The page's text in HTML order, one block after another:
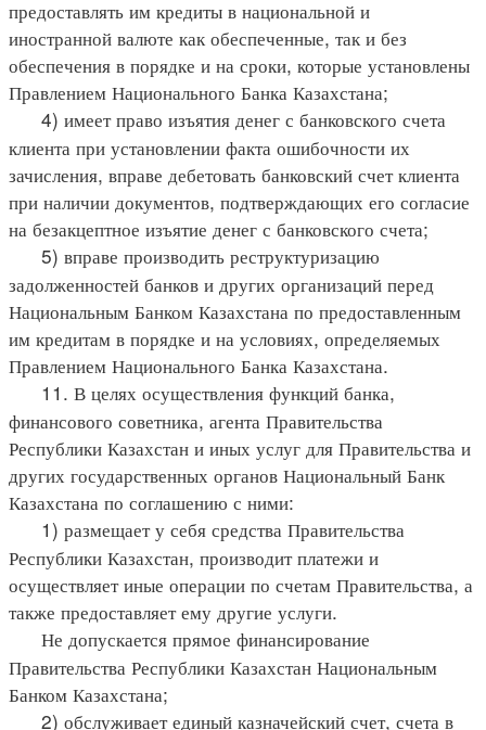
предоставлять им кредиты в национальной и
иностранной валюте как обеспеченные, так и без
обеспечения в порядке и на сроки, которые установлены
Правлением Национального Банка Казахстана;
4) имеет право изъятия денег с банковского счета
клиента при установлении факта ошибочности их
зачисления, вправе дебетовать банковский счет клиента
при наличии документов, подтверждающих его согласие
на безакцептное изъятие денег с банковского счета;
5) вправе производить реструктуризацию
задолженностей банков и других организаций перед
Национальным Банком Казахстана по предоставленным
им кредитам в порядке и на условиях, определяемых
Правлением Национального Банка Казахстана.
11. В целях осуществления функций банка,
финансового советника, агента Правительства
Республики Казахстан и иных услуг для Правительства и
других государственных органов Национальный Банк
Казахстана по соглашению с ними:
1) размещает у себя средства Правительства
Республики Казахстан, производит платежи и
осуществляет иные операции по счетам Правительства, а
также предоставляет ему другие услуги.
Не допускается прямое финансирование
Правительства Республики Казахстан Национальным
Банком Казахстана;
2) обслуживает единый казначейский счет, счета в